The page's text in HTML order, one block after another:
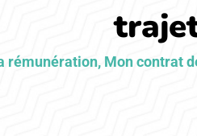
rémunération, Mon contrat